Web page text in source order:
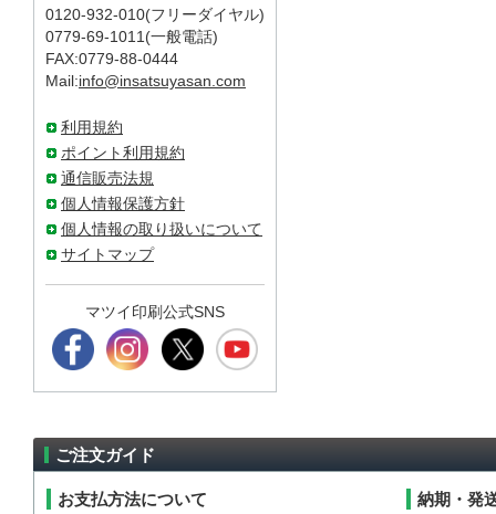
0120-932-010(フリーダイヤル)
0779-69-1011(一般電話)
FAX:0779-88-0444
Mail:info@insatsuyasan.com
利用規約
ポイント利用規約
通信販売法規
個人情報保護方針
個人情報の取り扱いについて
サイトマップ
マツイ印刷公式SNS
ご注文ガイド
お支払方法について 納期・発